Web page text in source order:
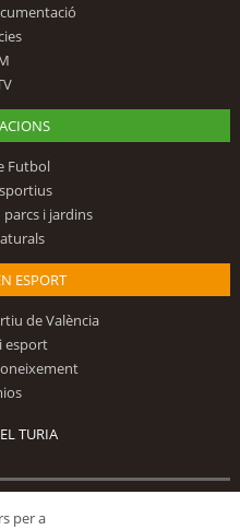
Futbol
parcs i jardins
ESPORT
de València
esport
TURIA
per a